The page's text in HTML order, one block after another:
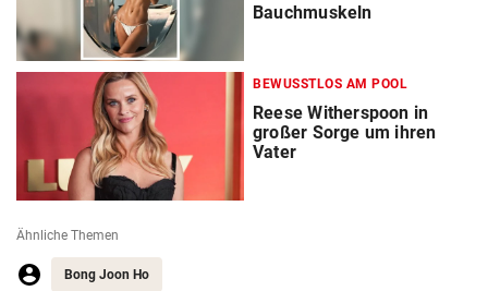
Bauchmuskeln
BEWUSSTLOS AM POOL
Reese Witherspoon in
großer Sorge um ihren
Vater
Ähnliche Themen
Bong Joon Ho